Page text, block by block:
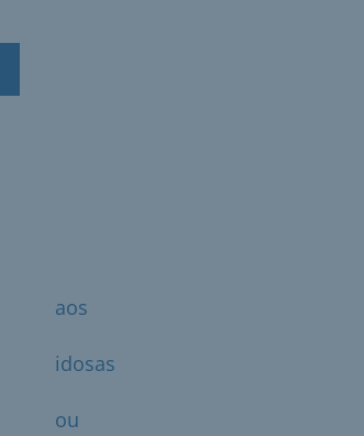
aos
idosas
ou